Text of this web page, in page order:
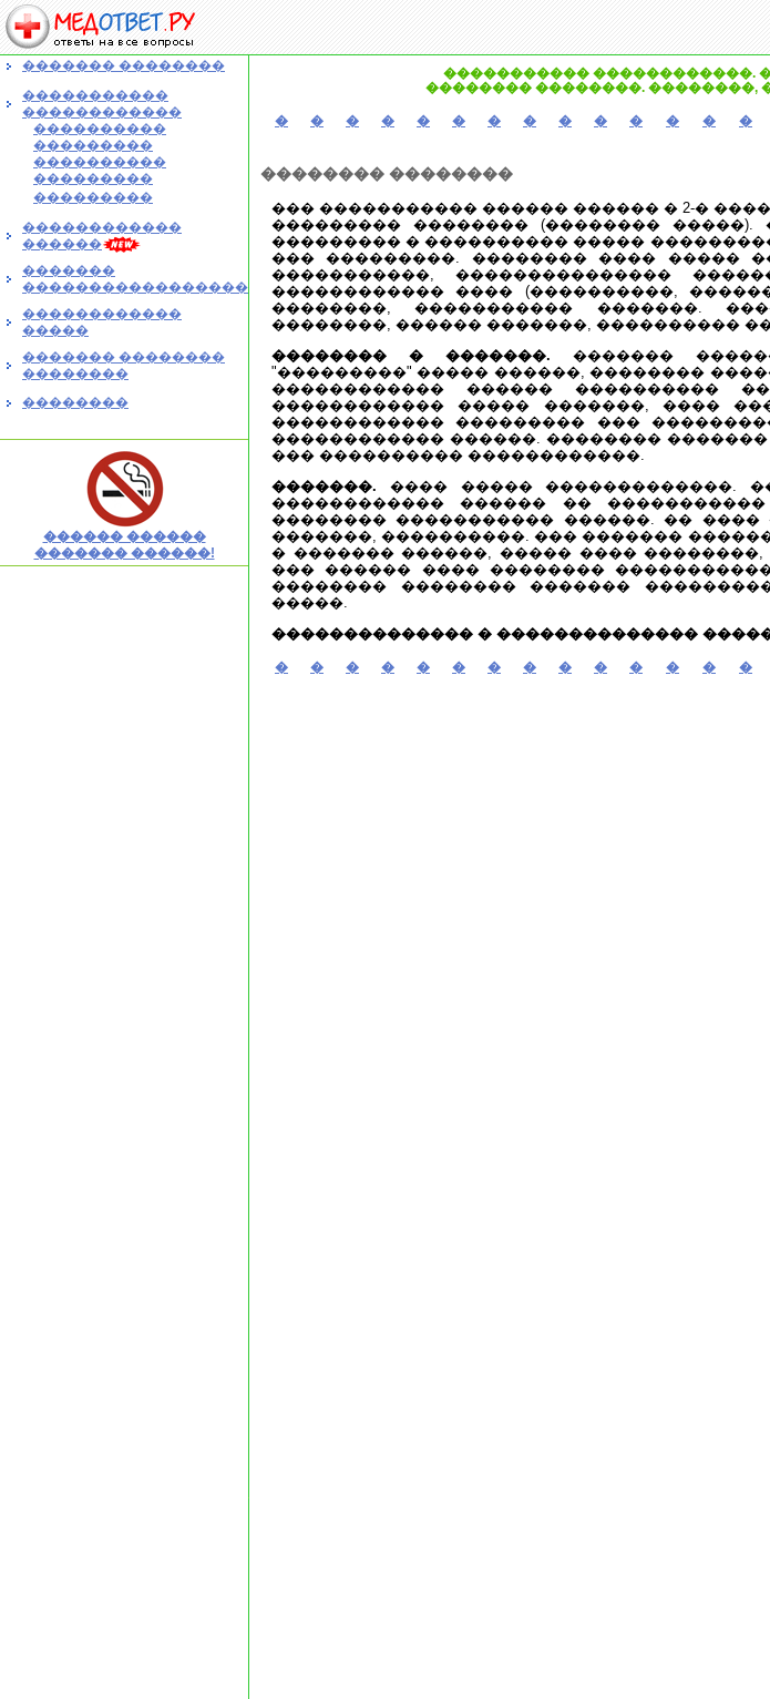
������� ��������
�����������
������������
����������
���������
����������
���������
���������
������������
������
�������
�����������������
������������
�����
������� ��������
��������
��������
������ ������
������� ������!
����������� ������������.
�������� ��������. ��������,
� � � � � � � � � � � � � �
�������� ��������
��� ����������� ������ ������ � 2-�
��������� �������� (��������
��������� � ���������� �����
��� ���������. �������� ���� �����
�����������, ���������������
������������ ���� (����������,
��������, ����������� �������.
��������, ������ �������, ����������
�������� � �������. �������
"���������" ����� ������, ��������
������������ ������ ����������
������������ ����� �������, ����
������������ ��������� ���
������������ ������. ��������
��� ���������� ������������.
�������. ���� ����� �������������.
������������ ������ ��
�������� ����������� ������. ��
�������, ����������. ��� �������
� ������� ������, ����� ����
��� ������ ���� ��������
�������� �������� �������
�����.
�������������� � ��������������
� � � � � � � � � � � � � �